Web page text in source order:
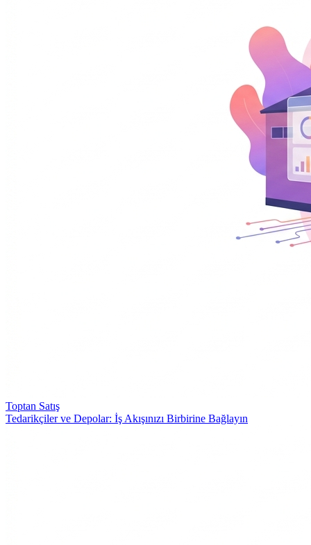
Toptan Satış
Tedarikçiler ve Depolar: İş Akışınızı Birbirine Bağlayın